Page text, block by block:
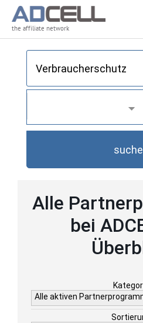
the affiliate network
Alle
bei
Alle aktiven